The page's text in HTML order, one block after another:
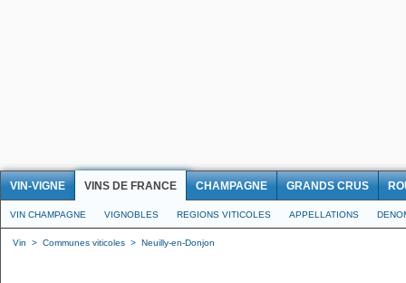
VIN-VIGNE VINS DE FRANCE CHAMPAGNE GRANDS CRUS
VIN CHAMPAGNE VIGNOBLES REGIONS VITICOLES APPELLATIONS
Vin > Communes viticoles > Neuilly-en-Donjon